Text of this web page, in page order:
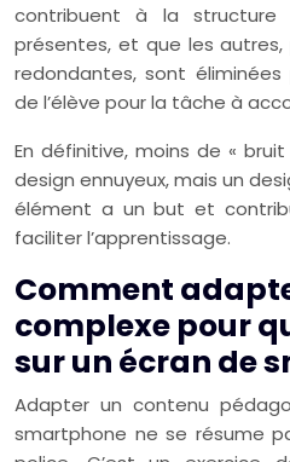
contribuent à la structure
présentes, et que les
redondantes, sont
de l’élève pour la tâche à
En définitive, moins de «
design ennuyeux, mais un
élément a un but et
faciliter l’apprentissage.
Comment
complexe pour
sur un écran de
Adapter un contenu
smartphone ne se résume